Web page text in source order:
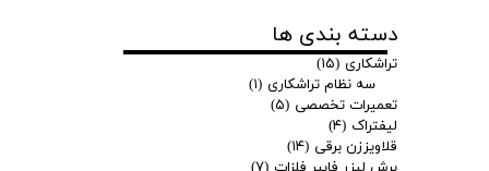
دسته بندی ها
تراشکاری (۱۵)
سه نظام تراشکاری (۱)
تعمیرات تخصصی (۵)
لیفتراک (۴)
قلاویززن برقی (۱۴)